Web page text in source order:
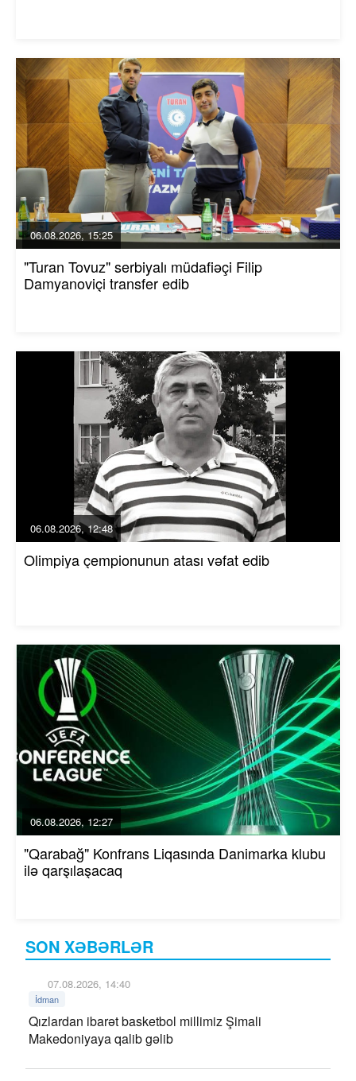
SON XƏBƏRLƏR
07.08.2026, 14:40
İdman
Qızlardan ibarət basketbol millimiz Şimali
Makedoniyaya qalib gəlib
06.08.2026, 15:25
"Turan Tovuz" serbiyalı müdafiəçi Filip
Damyanoviçi transfer edib
06.08.2026, 12:48
Olimpiya çempionunun atası vəfat edib
06.08.2026, 12:27
"Qarabağ" Konfrans Liqasında Danimarka klubu
ilə qarşılaşacaq